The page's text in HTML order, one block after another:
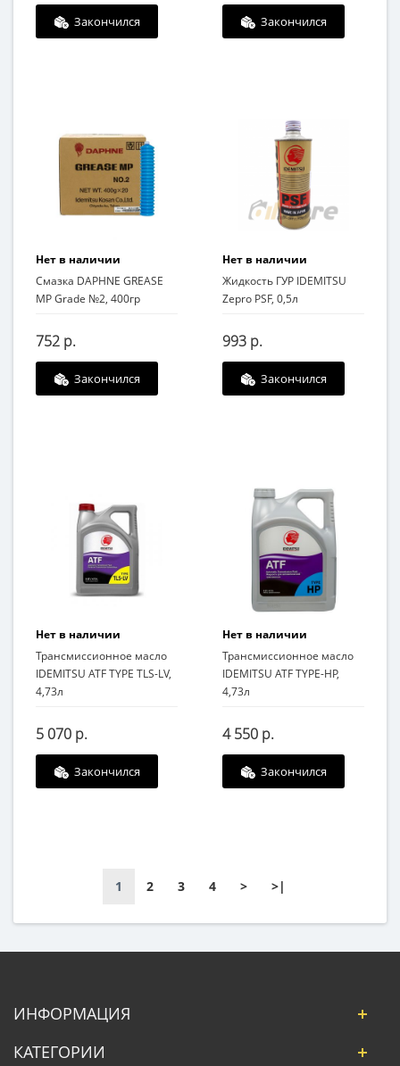
Закончился Закончился
Нет в наличии
Смазка DAPHNE GREASE
MP Grade №2, 400гр
752 р.
Закончился
Нет в наличии
Жидкость ГУР IDEMITSU
Zepro PSF, 0,5л
993 р.
Закончился
Нет в наличии
Трансмиссионное масло
IDEMITSU ATF TYPE TLS-LV,
4,73л
5 070 р.
Закончился
Нет в наличии
Трансмиссионное масло
IDEMITSU ATF TYPE-HP,
4,73л
4 550 р.
Закончился
1 2 3 4 > >|
ИНФОРМАЦИЯ
КАТЕГОРИИ